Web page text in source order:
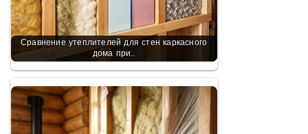
Сравнение утеплителей для стен каркасного
дома при…